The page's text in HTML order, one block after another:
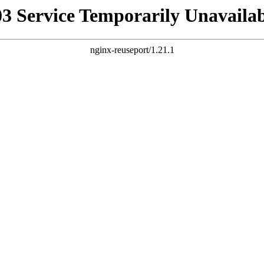
Service Temporarily
nginx-reuseport/1.21.1